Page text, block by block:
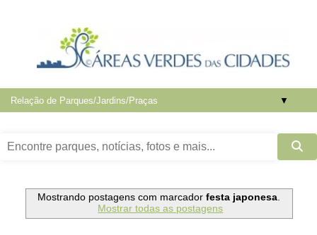
▼
Mostrando postagens com marcador festa japonesa.
Mostrar todas as postagens